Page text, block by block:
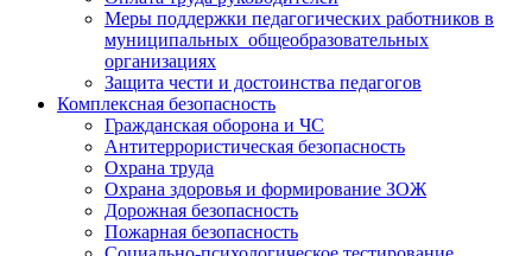
Меры поддержки педагогических работников в
муниципальных общеобразовательных
организациях
Защита чести и достоинства педагогов
Комплексная безопасность
Гражданская оборона и ЧС
Антитеррористическая безопасность
Охрана труда
Охрана здоровья и формирование ЗОЖ
Дорожная безопасность
Пожарная безопасность